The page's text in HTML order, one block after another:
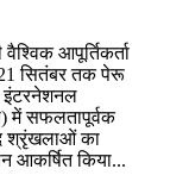
आपूर्तिकर्ता
सितंबर तक पेरू
इंटरनेशनल
में सफलतापूर्वक
श्रृंखलाओं का
आकर्षित किया...